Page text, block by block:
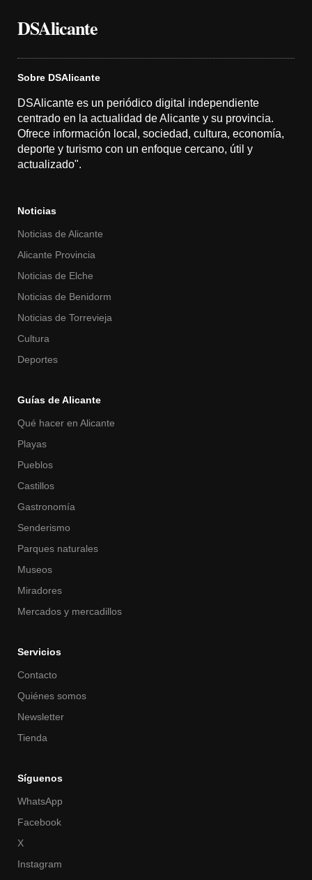
DSAlicante
Sobre DSAlicante
DSAlicante es un periódico digital independiente
centrado en la actualidad de Alicante y su provincia.
Ofrece información local, sociedad, cultura, economía,
deporte y turismo con un enfoque cercano, útil y
actualizado".
Noticias
Noticias de Alicante
Alicante Provincia
Noticias de Elche
Noticias de Benidorm
Noticias de Torrevieja
Cultura
Deportes
Guías de Alicante
Qué hacer en Alicante
Playas
Pueblos
Castillos
Gastronomía
Senderismo
Parques naturales
Museos
Miradores
Mercados y mercadillos
Servicios
Contacto
Quiénes somos
Newsletter
Tienda
Síguenos
WhatsApp
Facebook
X
Instagram